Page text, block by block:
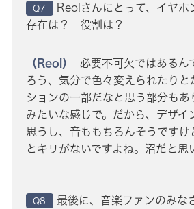
Q7
Reolさんにとって、イヤホ
存在は？ 役割は？
（Reol）
必要不可欠ではあるん
ろう、気分で色々変えられたりと
ションの一部だなと思う部分もあ
みたいな感じで。だから、デザイ
思うし、音ももちろんそうですけ
とキリがないですよね。沼だと思
Q8
最後に、音楽ファンのみな